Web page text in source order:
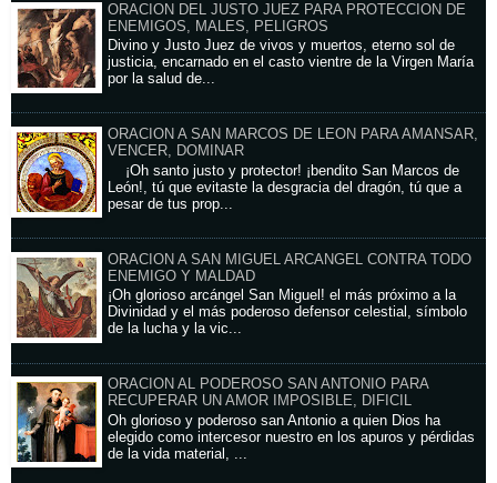
ORACION DEL JUSTO JUEZ PARA PROTECCION DE
ENEMIGOS, MALES, PELIGROS
Divino y Justo Juez de vivos y muertos, eterno sol de
justicia, encarnado en el casto vientre de la Virgen María
por la salud de...
ORACION A SAN MARCOS DE LEON PARA AMANSAR,
VENCER, DOMINAR
¡Oh santo justo y protector! ¡bendito San Marcos de
León!, tú que evitaste la desgracia del dragón, tú que a
pesar de tus prop...
ORACION A SAN MIGUEL ARCANGEL CONTRA TODO
ENEMIGO Y MALDAD
¡Oh glorioso arcángel San Miguel! el más próximo a la
Divinidad y el más poderoso defensor celestial, símbolo
de la lucha y la vic...
ORACION AL PODEROSO SAN ANTONIO PARA
RECUPERAR UN AMOR IMPOSIBLE, DIFICIL
Oh glorioso y poderoso san Antonio a quien Dios ha
elegido como intercesor nuestro en los apuros y pérdidas
de la vida material, ...